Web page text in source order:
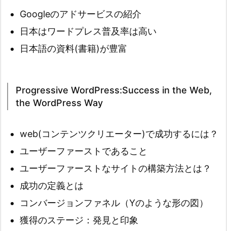
Googleのアドサービスの紹介
日本はワードプレス普及率は高い
日本語の資料(書籍)が豊富
Progressive WordPress:Success in the Web,
the WordPress Way
web(コンテンツクリエーター)で成功するには？
ユーザーファーストであること
ユーザーファーストなサイトの構築方法とは？
成功の定義とは
コンバージョンファネル（Yのような形の図）
獲得のステージ：発見と印象